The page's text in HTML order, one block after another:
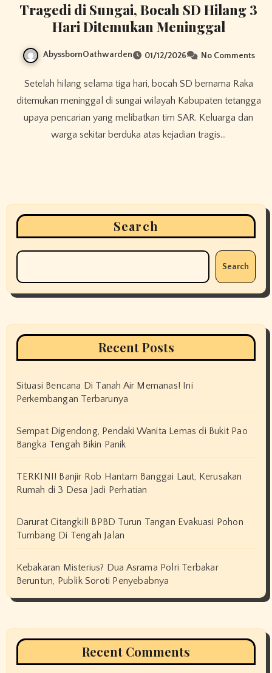
Tragedi di Sungai, Bocah SD Hilang 3
Hari Ditemukan Meninggal
AbyssbornOathwarden 01/12/2026 No Comments
Setelah hilang selama tiga hari, bocah SD bernama Raka
ditemukan meninggal di sungai wilayah Kabupaten tetangga
upaya pencarian yang melibatkan tim SAR. Keluarga dan
warga sekitar berduka atas kejadian tragis…
Search
Search
Recent Posts
Situasi Bencana Di Tanah Air Memanas! Ini
Perkembangan Terbarunya
Sempat Digendong, Pendaki Wanita Lemas di Bukit Pao
Bangka Tengah Bikin Panik
TERKINI! Banjir Rob Hantam Banggai Laut, Kerusakan
Rumah di 3 Desa Jadi Perhatian
Darurat Citangkil! BPBD Turun Tangan Evakuasi Pohon
Tumbang Di Tengah Jalan
Kebakaran Misterius? Dua Asrama Polri Terbakar
Beruntun, Publik Soroti Penyebabnya
Recent Comments